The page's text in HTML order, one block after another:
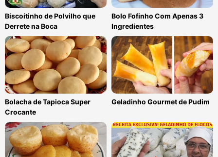
Biscoitinho de Polvilho que
Derrete na Boca
Bolo Fofinho Com Apenas 3
Ingredientes
Bolacha de Tapioca Super
Crocante
Geladinho Gourmet de Pudim